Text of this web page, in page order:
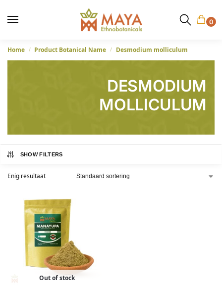
0
Home / Product Botanical Name / Desmodium molliculum
DESMODIUM
MOLLICULUM
SHOW FILTERS
Enig resultaat
Out of stock